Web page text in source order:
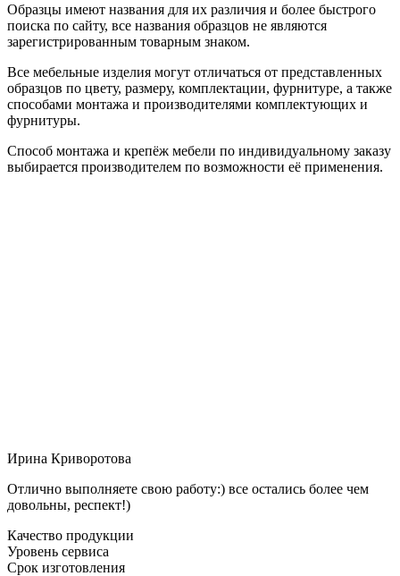
Образцы имеют названия для их различия и более быстрого
поиска по сайту, все названия образцов не являются
зарегистрированным товарным знаком.
Все мебельные изделия могут отличаться от представленных
образцов по цвету, размеру, комплектации, фурнитуре, а также
способами монтажа и производителями комплектующих и
фурнитуры.
Способ монтажа и крепёж мебели по индивидуальному заказу
выбирается производителем по возможности её применения.
Ирина Криворотова
Отлично выполняете свою работу:) все остались более чем
довольны, респект!)
Качество продукции
Уровень сервиса
Срок изготовления